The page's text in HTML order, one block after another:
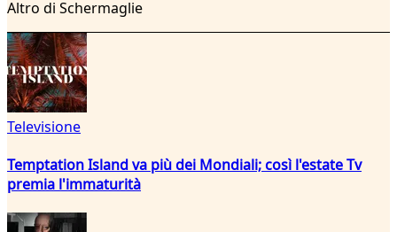
Altro di Schermaglie
Televisione
Temptation Island va più dei Mondiali; così l'estate Tv
premia l'immaturità